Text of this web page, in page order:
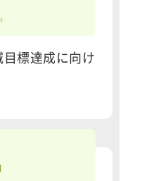
目標達成に向け